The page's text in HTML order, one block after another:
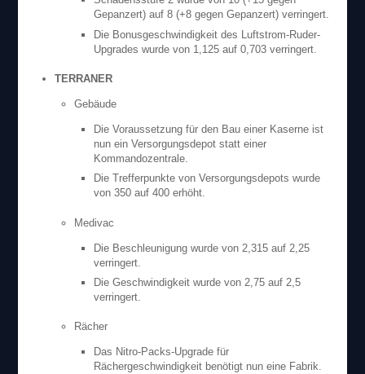
Gepanzert) auf 8 (+8 gegen Gepanzert) verringert.
Die Bonusgeschwindigkeit des Luftstrom-Ruder-
Upgrades wurde von 1,125 auf 0,703 verringert.
TERRANER
Gebäude
Die Voraussetzung für den Bau einer Kaserne ist
nun ein Versorgungsdepot statt einer
Kommandozentrale.
Die Trefferpunkte von Versorgungsdepots wurde
von 350 auf 400 erhöht.
Medivac
Die Beschleunigung wurde von 2,315 auf 2,25
verringert.
Die Geschwindigkeit wurde von 2,75 auf 2,5
verringert.
Rächer
Das Nitro-Packs-Upgrade für
Rächergeschwindigkeit benötigt nun eine Fabrik.